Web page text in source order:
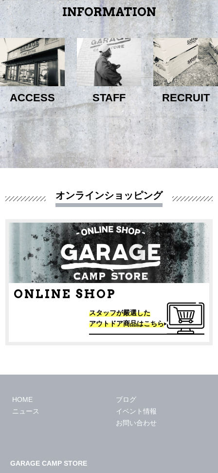
INFORMATION
ACCESS STAFF RECRUIT
オンラインショッピング
ONLINE SHOP
スタッフが嚴選した
アウトドア商品はこちら
HOME
ニュース
ブログ
イベント情報
お問い合わせ
GARAGE CAMP STORE